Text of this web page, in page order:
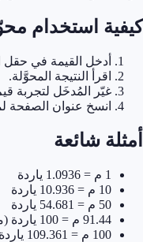
كيفية استخدام
أدخل القيمة في حقل
اقرأ النتيجة المحوَّلة.
غيّر المُدخَل لتجربة
انسخ عنوان الصفحة
أمثلة شائعة
1 م = 1.0936 ياردة
10 م = 10.936 ياردة
50 م = 54.681 ياردة
91.44 م = 100 ياردة (ملعب كرة قدم)
100 م = 109.361 ياردة